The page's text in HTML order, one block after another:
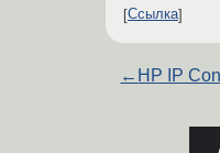
Ссылка
← HP IP